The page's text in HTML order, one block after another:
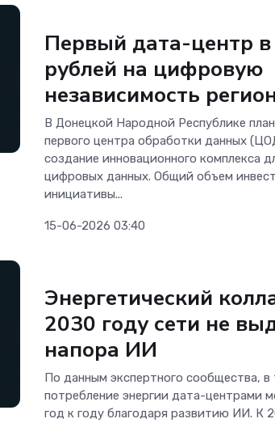
Первый дата-центр
рублей на цифровую
независимость
В Донецкой Народной Республике
первого центра обработки данных
создание инновационного комплекса
цифровых данных. Общий объем
инициативы...
15-06-2026 03:40
Энергетический
2030 году сети не
напора ИИ
По данным экспертного сообщества, в
потребление энергии дата-центрами
год к году благодаря развитию ИИ. К